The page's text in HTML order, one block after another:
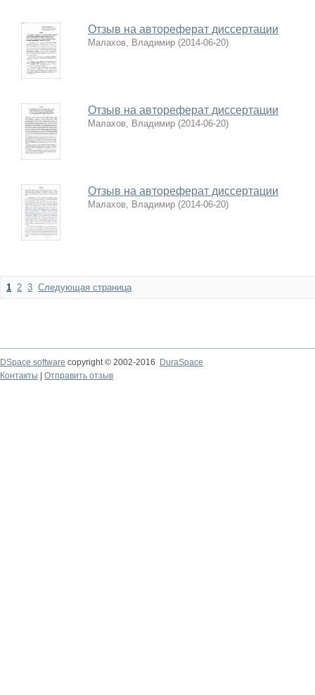
Отзыв на автореферат диссертации
Малахов, Владимир (2014-06-20)
Отзыв на автореферат диссертации
Малахов, Владимир (2014-06-20)
Отзыв на автореферат диссертации
Малахов, Владимир (2014-06-20)
1 2 3 Следующая страница
DSpace software copyright © 2002-2016
DuraSpace
Контакты
Отправить отзыв